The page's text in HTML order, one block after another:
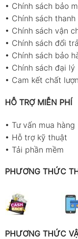
• Chính sách bảo
• Chính sách thanh
• Chính sách vận
• Chính sách đổi
• Chính sách bảo
• Chính sách đại lý
• Cam kết chất
HỖ TRỢ MIỄN PHÍ
• Tư vấn mua hàng
• Hỗ trợ kỹ thuật
• Tải phần mềm
PHƯƠNG THỨC
PHƯƠNG THỨC